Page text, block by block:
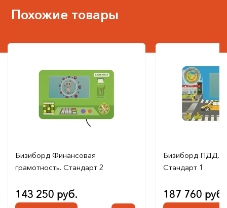
Похожие товары
Бизиборд Финансовая
грамотность. Стандарт 2
143 250 руб.
Бизиборд ПДД.
Стандарт 1
187 760 руб.